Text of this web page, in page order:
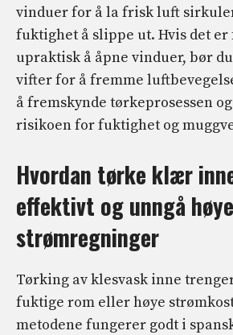
vinduer for å la frisk luft
fuktighet å slippe ut. Hvis det
upraktisk å åpne vinduer, bør
vifter for å fremme
å fremskynde tørkeprosessen
risikoen for fuktighet og
Hvordan tørke klær
effektivt og unngå høye
strømregninger
Tørking av klesvask inne
fuktige rom eller høye
metodene fungerer godt i